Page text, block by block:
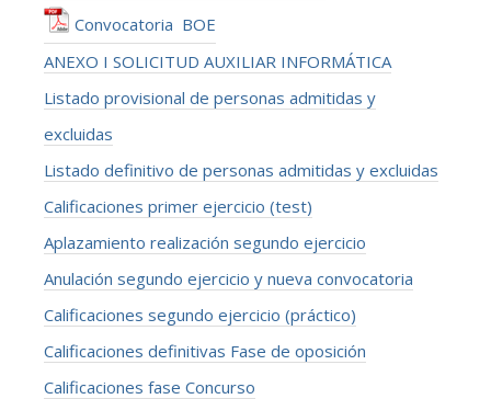
Convocatoria BOE
ANEXO I SOLICITUD AUXILIAR INFORMÁTICA
Listado provisional de personas admitidas y
excluidas
Listado definitivo de personas admitidas y excluidas
Calificaciones primer ejercicio (test)
Aplazamiento realización segundo ejercicio
Anulación segundo ejercicio y nueva convocatoria
Calificaciones segundo ejercicio (práctico)
Calificaciones definitivas Fase de oposición
Calificaciones fase Concurso